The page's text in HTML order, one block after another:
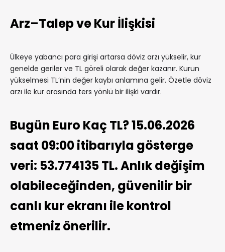
Arz–Talep ve Kur İlişkisi
Ülkeye yabancı para girişi artarsa döviz arzı yükselir, kur
genelde geriler ve TL göreli olarak değer kazanır. Kurun
yükselmesi TL’nin değer kaybı anlamına gelir. Özetle döviz
arzı ile kur arasında ters yönlü bir ilişki vardır.
Bugün Euro Kaç TL? 15.06.2026
saat 09:00 itibarıyla gösterge
veri: 53.774135 TL. Anlık değişim
olabileceğinden, güvenilir bir
canlı kur ekranı ile kontrol
etmeniz önerilir.